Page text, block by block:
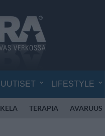
LIFESTYLE
KELA TERAPIA AVARUUS